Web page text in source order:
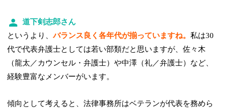
道下剣志郎さん
というより、バランス良く各年代が揃っていますね。私は30
代で代表弁護士としては若い部類だと思いますが、佐々木
（龍太／カウンセル・弁護士）や中澤（礼／弁護士）など、
経験豊富なメンバーがいます。
傾向として考えると、法律事務所はベテランが代表を務めら